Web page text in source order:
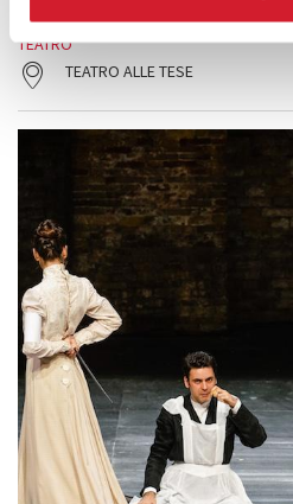
TEATRO
TEATRO ALLE TESE